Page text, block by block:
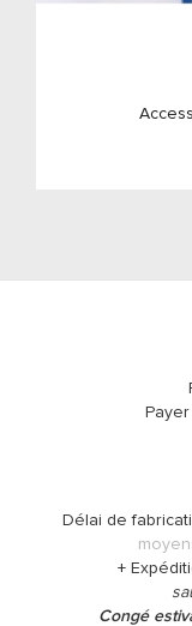
Délai de
+
Congé